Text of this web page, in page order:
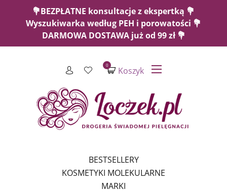
💐BEZPŁATNE konsultacje z ekspertką 💐
Wyszukiwarka według PEH i porowatości 💐
DARMOWA DOSTAWA już od 99 zł 💐
Koszyk
0
BESTSELLERY
KOSMETYKI MOLEKULARNE
MARKI